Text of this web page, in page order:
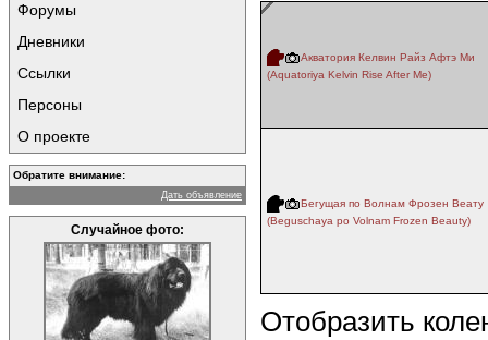
Форумы
Дневники
Ссылки
Персоны
О проекте
Обратите внимание:
Дать объявление
Случайное фото:
Акватория Келвин Райз Афтэ Ми
(Aquatoriya Kelvin Rise After Me)
Бегущая по Волнам Фрозен Веату
(Beguschaya po Volnam Frozen Beauty)
Отобразить